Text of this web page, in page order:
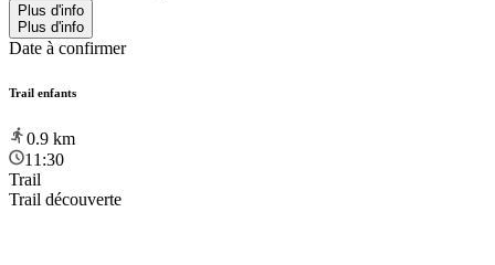
Plus d'info
Plus d'info
Date à confirmer
Trail enfants
0.9 km
11:30
Trail
Trail découverte